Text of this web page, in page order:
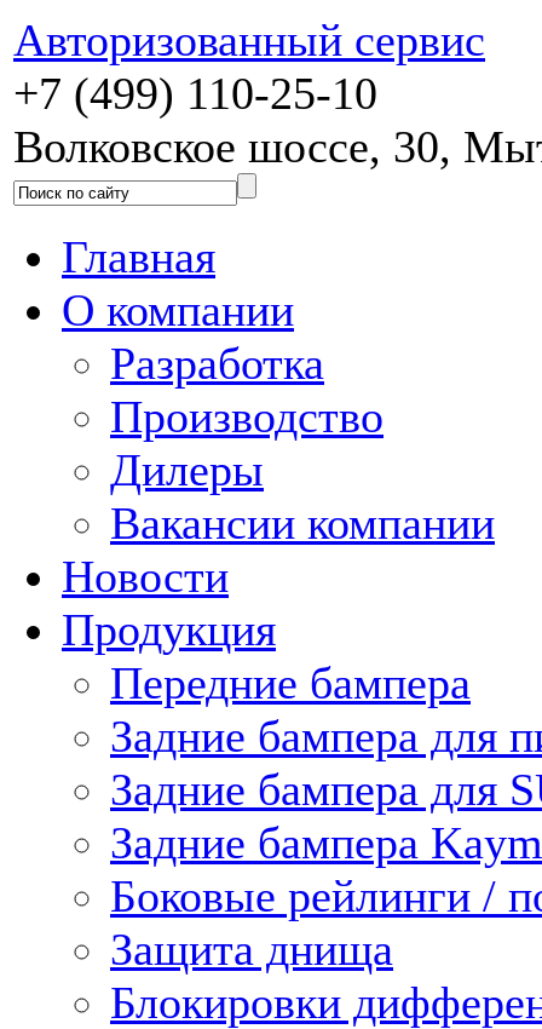
Авторизованный сервис
+7 (499) 110-25-10
Волковское шоссе, 30,
Главная
О компании
Разработка
Производство
Дилеры
Вакансии компании
Новости
Продукция
Передние бампера
Задние бампера для
Задние бампера для
Задние бампера
Боковые рейлинги /
Защита днища
Блокировки